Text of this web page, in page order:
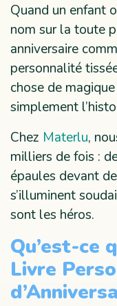
Quand un enfant
nom sur la toute
anniversaire
personnalité
chose de
simplement
Chez Materlu,
milliers de fois :
épaules devant
s’illuminent
sont les héros.
Qu’est-ce
Livre